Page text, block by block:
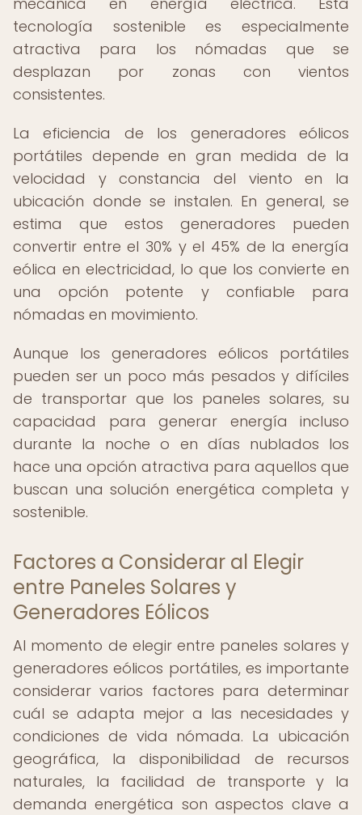
tecnología sostenible es especialmente
atractiva para los nómadas que se
desplazan por zonas con vientos
consistentes.
La eficiencia de los generadores eólicos
portátiles depende en gran medida de la
velocidad y constancia del viento en la
ubicación donde se instalen. En general, se
estima que estos generadores pueden
convertir entre el 30% y el 45% de la energía
eólica en electricidad, lo que los convierte en
una opción potente y confiable para
nómadas en movimiento.
Aunque los generadores eólicos portátiles
pueden ser un poco más pesados y difíciles
de transportar que los paneles solares, su
capacidad para generar energía incluso
durante la noche o en días nublados los
hace una opción atractiva para aquellos que
buscan una solución energética completa y
sostenible.
Factores a Considerar al Elegir
entre Paneles Solares y
Generadores Eólicos
Al momento de elegir entre paneles solares y
generadores eólicos portátiles, es importante
considerar varios factores para determinar
cuál se adapta mejor a las necesidades y
condiciones de vida nómada. La ubicación
geográfica, la disponibilidad de recursos
naturales, la facilidad de transporte y la
demanda energética son aspectos clave a